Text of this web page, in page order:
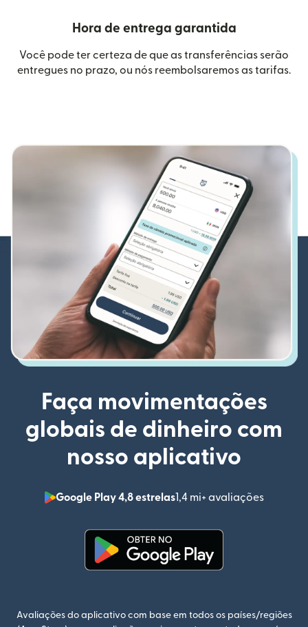
Hora de entrega garantida
Você pode ter certeza de que as transferências serão
entregues no prazo, ou nós reembolsaremos as tarifas.
Faça movimentações
globais de dinheiro com
nosso aplicativo
Google Play 4,8 estrelas1,4 mi+ avaliações
(abre
Avaliações do aplicativo com base em todos os países/regiões